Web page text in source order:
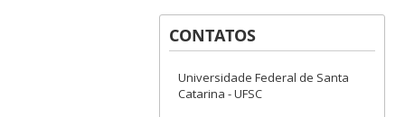
CONTATOS
Universidade Federal de Santa
Catarina - UFSC